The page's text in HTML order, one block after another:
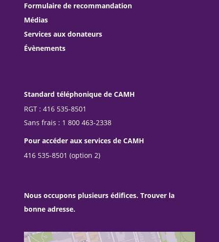
Formulaire de recommandation
Médias
Services aux donateurs
Évènements
Standard téléphonique de CAMH
RGT : 416 535-8501
Sans frais : 1 800 463-2338
Pour accéder aux services de CAMH
416 535-8501 (option 2)
Nous occupons plusieurs édifices. Trouver la
bonne adresse.